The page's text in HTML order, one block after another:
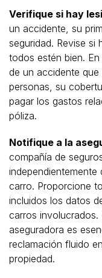
Verifique si hay
un accidente, su
seguridad. Revise si
todos estén bien.
de un accidente
personas, su
pagar los gastos
póliza.
Notifique a la
compañía de
carro. Proporcione
incluidos los datos
carros involucrados.
aseguradora es
reclamación fluido
propiedad.